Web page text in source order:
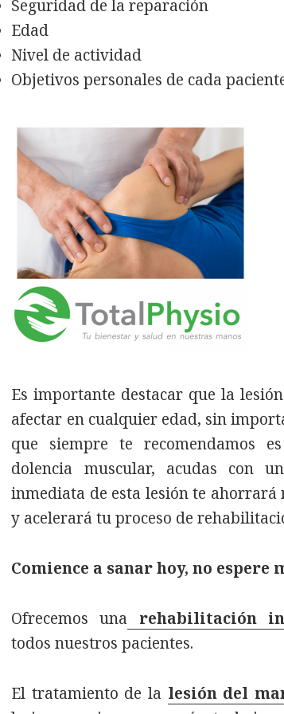
Seguridad de la reparación
Edad
Nivel de actividad
Objetivos personales de cada
Es importante destacar que la
afectar en cualquier edad, sin
que siempre te recomendamos
dolencia muscular, acudas con
inmediata de esta lesión te ahorrará
y acelerará tu proceso de
Comience a sanar hoy, no espere
Ofrecemos una rehabilitación
todos nuestros pacientes.
El tratamiento de la lesión del